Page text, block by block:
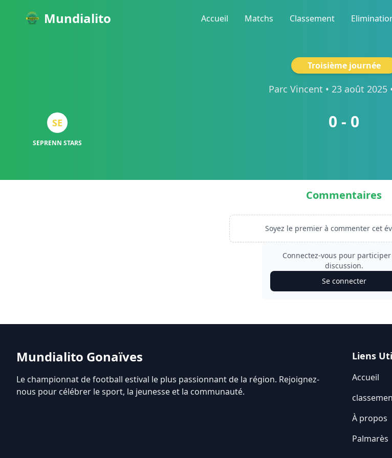
Mundialito Accueil Matchs Classement
Troisième journée
Parc Vincent • 23 août 2025
SE
SEPRENN STARS
0 - 0
Commentaires
Soyez le premier à commenter cet
Connectez-vous pour
discussion.
Se connecter
Mundialito Gonaïves
Le championnat de football estival le plus passionnant de la région. Rejoignez-
nous pour célébrer le sport, la jeunesse et la communauté.
Liens
Accueil
À propos
Palmarès